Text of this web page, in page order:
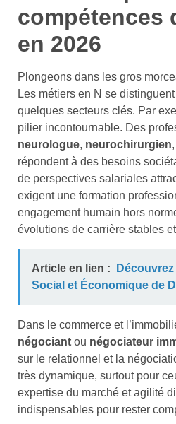
compétences
en 2026
Plongeons dans les gros
Les métiers en N se
quelques secteurs clés. Par
pilier incontournable. Des
neurologue, neurochirurgien
répondent à des besoins
de perspectives salariales
exigent une formation
engagement humain hors
évolutions de carrière stables
Article en lien :
Social et Économique de
Dans le commerce et
négociant ou négociateur
sur le relationnel et la
très dynamique, surtout pour
expertise du marché et agilité
indispensables pour rester